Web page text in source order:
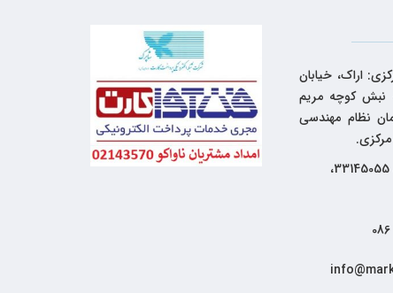
اراک، خیابان
نبش کوچه مریم
نظام مهندسی
33144262، 33145055،